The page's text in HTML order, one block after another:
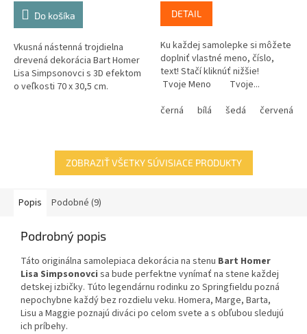
Do košíka
Vkusná nástenná trojdielna
drevená dekorácia Bart Homer
Lisa Simpsonovci s 3D efektom
o veľkosti 70 x 30,5 cm.
DETAIL
Ku každej samolepke si môžete
doplniť vlastné meno, číslo,
text! Stačí kliknúť nižšie!
Tvoje Meno Tvoje...
černá
bílá šedá červená
ZOBRAZIŤ VŠETKY SÚVISIACE PRODUKTY
Popis Podobné (9)
Podrobný popis
Táto originálna samolepiaca dekorácia na stenu Bart Homer
Lisa Simpsonovci sa bude perfektne vynímať na stene každej
detskej izbičky. Túto legendárnu rodinku zo Springfieldu pozná
nepochybne každý bez rozdielu veku. Homera, Marge, Barta,
Lisu a Maggie poznajú diváci po celom svete a s obľubou sledujú
ich príbehy.